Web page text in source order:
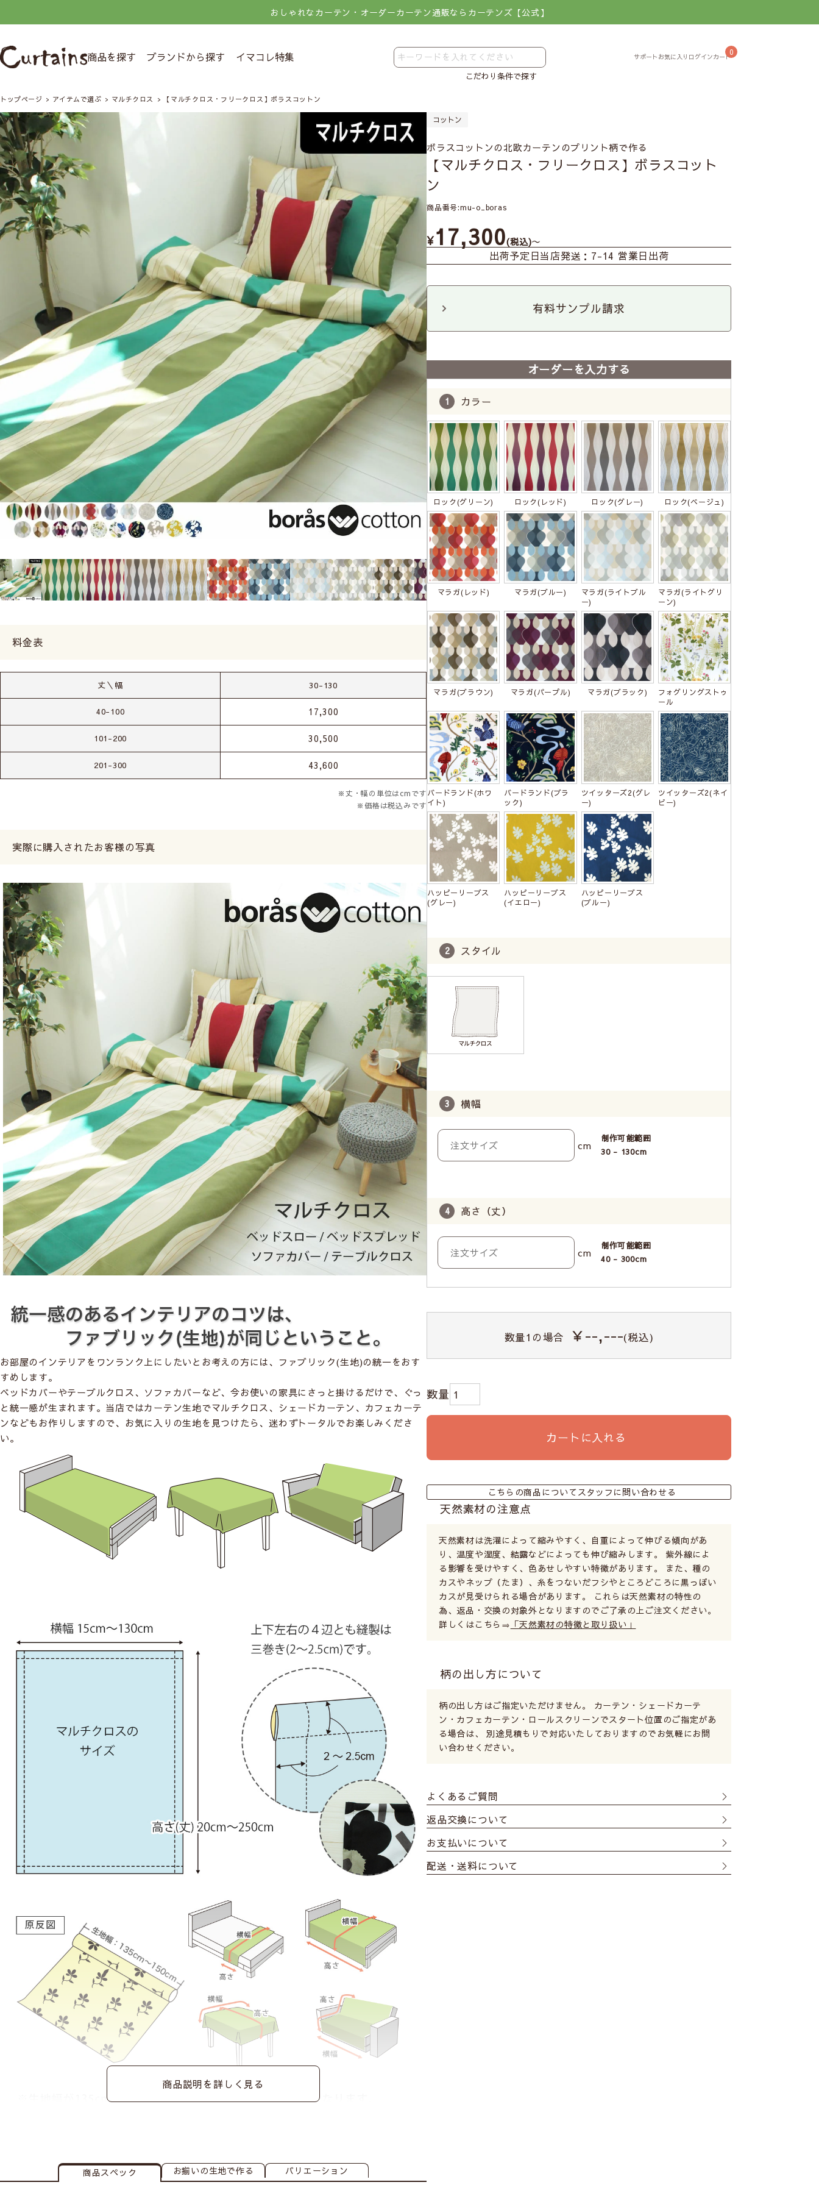
おしゃれなカーテン・オーダーカーテン通販ならカーテンズ【公式】
商品を探す ブランドから探す イマコレ特集
こだわり条件で探す
0
トップページ アイテムで選ぶ マルチクロス 【マルチクロス・フリークロス】ボラスコットン
ロック(グリーン)
料金表
丈＼幅 30-130
40-100 17,300
101-200 30,500
201-300 43,600
※丈・幅の単位はcmです
※価格は税込みです
実際に購入されたお客様の写真
お部屋のインテリアをワンランク上にしたいとお考えの方には、ファブリック(生地)の統一をおす
すめします。
ベッドカバーやテーブルクロス、ソファカバーなど、今お使いの家具にさっと掛けるだけで、ぐっ
と統一感が生まれます。当店ではカーテン生地でマルチクロス、シェードカーテン、カフェカーテ
ンなどもお作りしますので、お気に入りの生地を見つけたら、迷わずトータルでお楽しみくださ
い。
商品説明を詳しく見る
商品スペック お揃いの生地で作る バリエーション
コットン
ボラスコットンの北欧カーテンのプリント柄で作る
【マルチクロス・フリークロス】ボラスコット
ン
商品番号 mu-o_boras
¥17,300 税込 〜
出荷予定日当店発送：7-14 営業日出荷
有料サンプル請求
オーダーを入力する
カラー
ロック(グリーン) ロック(レッド) ロック(グレー) ロック(ベージュ)
マラガ(レッド) マラガ(ブルー)
マラガ(ライトブル
ー)
マラガ(ライトグリ
ーン)
マラガ(ブラウン) マラガ(パープル) マラガ(ブラック)
フォグリングストゥ
ール
バードランド(ホワ
イト)
バードランド(ブラ
ック)
ツイッターズ2(グレ
ー)
ツイッターズ2(ネイ
ビー)
ハッピーリーブス
(グレー)
ハッピーリーブス
(イエロー)
ハッピーリーブス
(ブルー)
スタイル
横幅
cm
制作可能範囲
30 - 130cm
高さ（丈）
cm
制作可能範囲
40 - 300cm
数量1 の場合 ￥--,---(税込)
カートに入れる
こちらの商品についてスタッフに問い合わせる
天然素材の注意点
天然素材は洗濯によって縮みやすく、自重によって伸びる傾向があ
り、温度や湿度、結露などによっても伸び縮みします。 紫外線によ
る影響を受けやすく、色あせしやすい特徴があります。 また、種の
カスやネップ（たま）、糸をつないだフシやところどころに黒っぽい
カスが見受けられる場合があります。 これらは天然素材の特性の
為、返品・交換の対象外となりますのでご了承の上ご注文ください。
詳しくはこちら⇒ 「天然素材の特徴と取り扱い」
柄の出し方について
柄の出し方はご指定いただけません。 カーテン・シェードカーテ
ン・カフェカーテン・ロールスクリーンでスタート位置のご指定があ
る場合は、 別途見積もりで対応いたしておりますのでお気軽にお問
い合わせください。
よくあるご質問
返品交換について
お支払いについて
配送・送料について